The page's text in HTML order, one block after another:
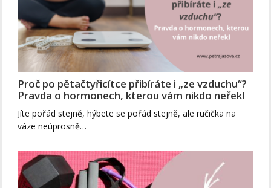
Proč po pětačtyřicítce přibíráte i „ze vzduchu“?
Pravda o hormonech, kterou vám nikdo neřekl
Jíte pořád stejně, hýbete se pořád stejně, ale ručička na
váze neúprosně…